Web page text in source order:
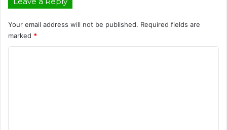
Your email address will not be published. Required fields are
marked *